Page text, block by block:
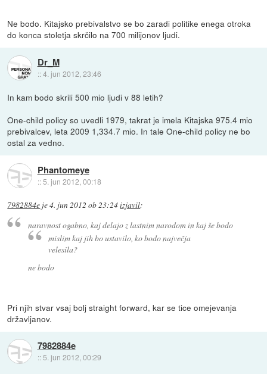
Ne bodo. Kitajsko prebivalstvo se bo zaradi politike enega otroka
do konca stoletja skrčilo na 700 milijonov ljudi.
Dr_M
::4. jun 2012, 23:46
In kam bodo skrili 500 mio ljudi v 88 letih?
One-child policy so uvedli 1979, takrat je imela Kitajska 975.4 mio
prebivalcev, leta 2009 1,334.7 mio. In tale One-child policy ne bo
ostal za vedno.
Phantomeye
::5. jun 2012, 00:18
7982884e je4. jun 2012 ob 23:24izjavil:
naravnost ogabno, kaj delajo z lastnim narodom in kaj še bodo
mislim kaj jih bo ustavilo, ko bodo največja
velesila?
ne bodo
Pri njih stvar vsaj bolj straight forward, kar se tice omejevanja
državljanov.
7982884e
:: 5. jun 2012, 00:29